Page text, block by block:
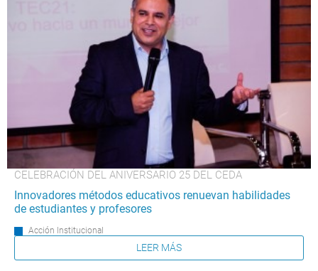
CELEBRACIÓN DEL ANIVERSARIO 25 DEL CEDA
Innovadores métodos educativos renuevan habilidades
de estudiantes y profesores
Acción Institucional
LEER MÁS